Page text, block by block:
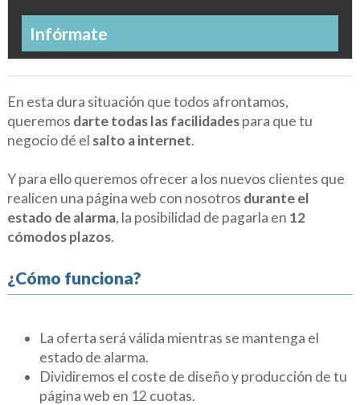
Infórmate
En esta dura situación que todos afrontamos,
queremos darte todas las facilidadespara que tu
negocio dé el salto a internet.
Y para ello queremos ofrecer a los nuevos clientes que
realicen una página web con nosotros durante el
estado de alarma, la posibilidad de pagarla en 12
cómodos plazos.
¿Cómo funciona?
La oferta será válida mientras se mantenga el
estado de alarma.
Dividiremos el coste de diseño y producción de tu
página web en 12 cuotas.